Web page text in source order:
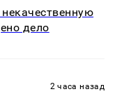
дело
2 часа назад